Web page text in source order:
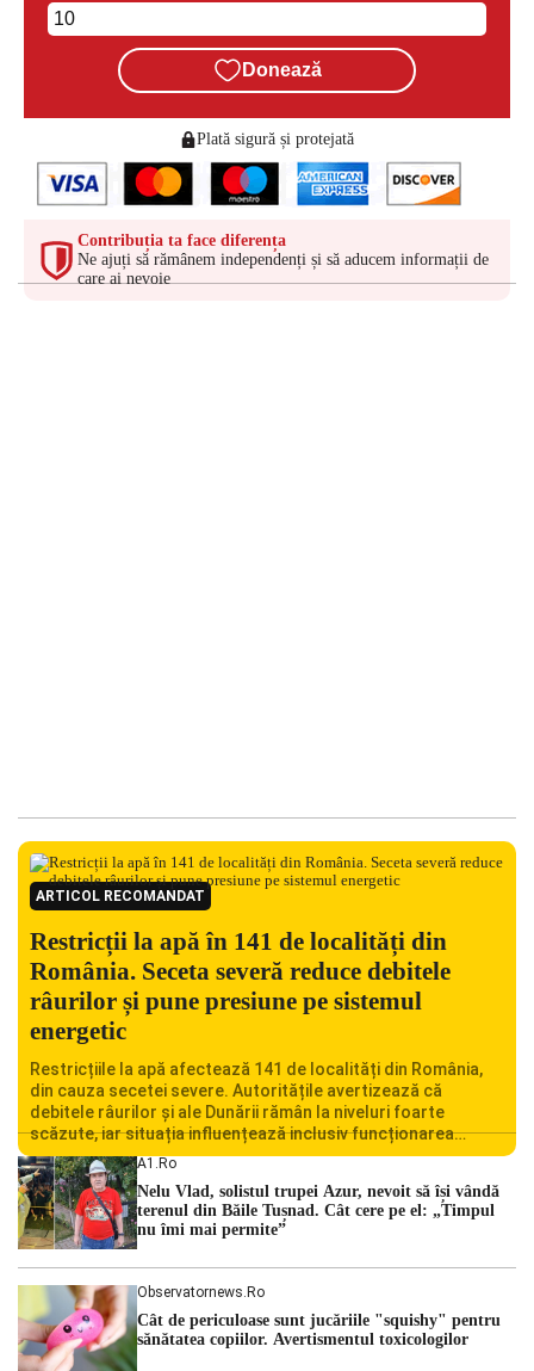
Donează
Plată sigură și protejată
Contribuția ta face diferența
Ne ajuți să rămânem independenți și să aducem informații de
care ai nevoie
ARTICOL RECOMANDAT
Restricții la apă în 141 de localități din
România. Seceta severă reduce debitele
râurilor și pune presiune pe sistemul
energetic
Restricțiile la apă afectează 141 de localități din România,
din cauza secetei severe. Autoritățile avertizează că
debitele râurilor și ale Dunării rămân la niveluri foarte
scăzute, iar situația influențează inclusiv funcționarea
Centralei Nucleare de la Cernavodă. România se confruntă
cu una dintre cele mai dificile perioade din punct de vedere
hidrologic din ultimii ani. Lipsa […]
A1.ro
Nelu Vlad, solistul trupei Azur, nevoit să își vândă
terenul din Băile Tușnad. Cât cere pe el: „Timpul
nu îmi mai permite”
Observatornews.ro
Cât de periculoase sunt jucăriile "squishy" pentru
sănătatea copiilor. Avertismentul toxicologilor